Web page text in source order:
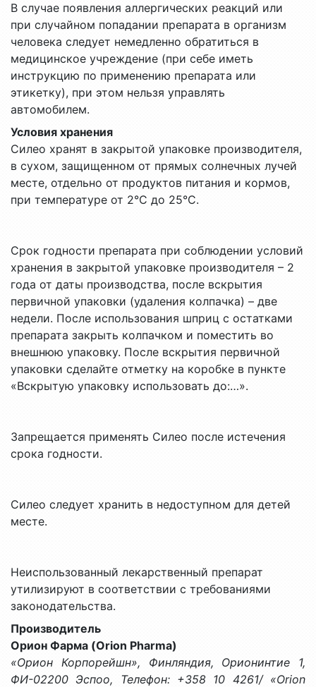
В случае появления аллергических реакций или
при случайном попадании препарата в организм
человека следует немедленно обратиться в
медицинское учреждение (при себе иметь
инструкцию по применению препарата или
этикетку), при этом нельзя управлять
автомобилем.
Условия хранения
Силео хранят в закрытой упаковке производителя,
в сухом, защищенном от прямых солнечных лучей
месте, отдельно от продуктов питания и кормов,
при температуре от 2°С до 25°С.
Срок годности препарата при соблюдении условий
хранения в закрытой упаковке производителя – 2
года от даты производства, после вскрытия
первичной упаковки (удаления колпачка) – две
недели. После использования шприц с остатками
препарата закрыть колпачком и поместить во
внешнюю упаковку. После вскрытия первичной
упаковки сделайте отметку на коробке в пункте
«Вскрытую упаковку использовать до:…».
Запрещается применять Силео после истечения
срока годности.
Силео следует хранить в недоступном для детей
месте.
Неиспользованный лекарственный препарат
утилизируют в соответствии с требованиями
законодательства.
Производитель
Орион Фарма (Orion Pharma)
«Орион Корпорейшн», Финляндия, Орионинтие 1,
ФИ-02200 Эспоо, Телефон: +358 10 4261/ «Orion